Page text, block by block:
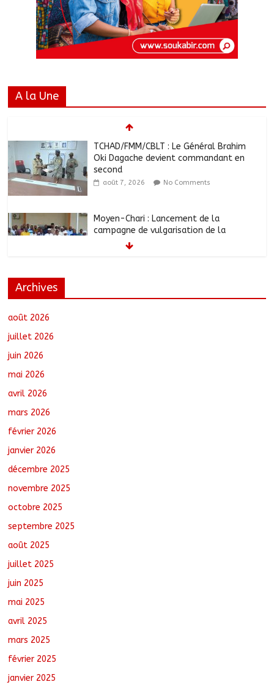
A la Une
TCHAD/FMM/CBLT : Le Général Brahim
Oki Dagache devient commandant en
second
août 7, 2026 No Comments
Moyen-Chari : Lancement de la
campagne de vulgarisation de la
politique nationale de DDR
nouvelles instances locales à Sarh
Archives
août 2026
juillet 2026
juin 2026
mai 2026
avril 2026
mars 2026
février 2026
janvier 2026
décembre 2025
novembre 2025
octobre 2025
septembre 2025
août 2025
juillet 2025
juin 2025
mai 2025
avril 2025
mars 2025
février 2025
janvier 2025